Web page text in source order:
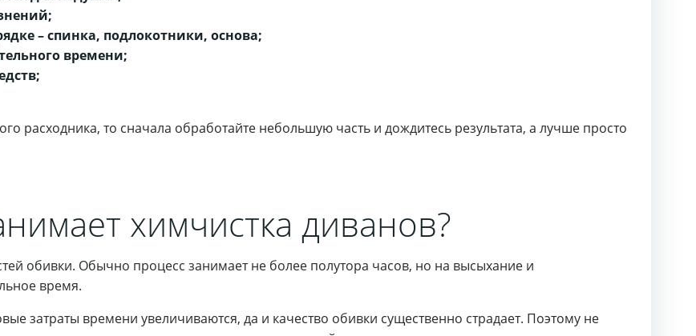
– спинка, подлокотники, основа;
времени;
расходника, то сначала обработайте небольшую часть и дождитесь результата, а лучше просто
химчистка диванов?
обивки. Обычно процесс занимает не более полутора часов, но на высыхание и
время.
затраты времени увеличиваются, да и качество обивки существенно страдает. Поэтому не